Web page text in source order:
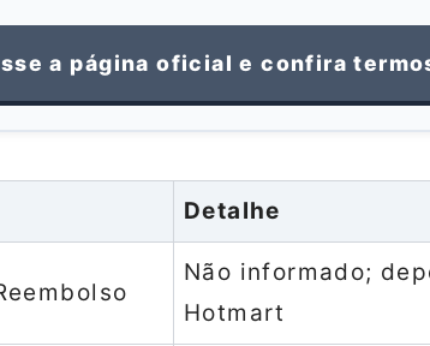
a página oficial e confira
Detalhe
Não informado;
Hotmart